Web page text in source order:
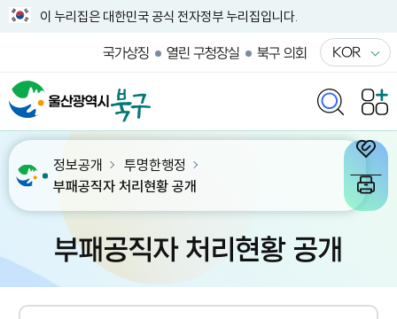
이 누리집은 대한민국 공식 전자정부 누리집입니다.
국가상징 열린 구청장실 북구 의회 KOR
정보공개
투명한행정
부패공직자 처리현황 공개
부패공직자 처리현황 공개